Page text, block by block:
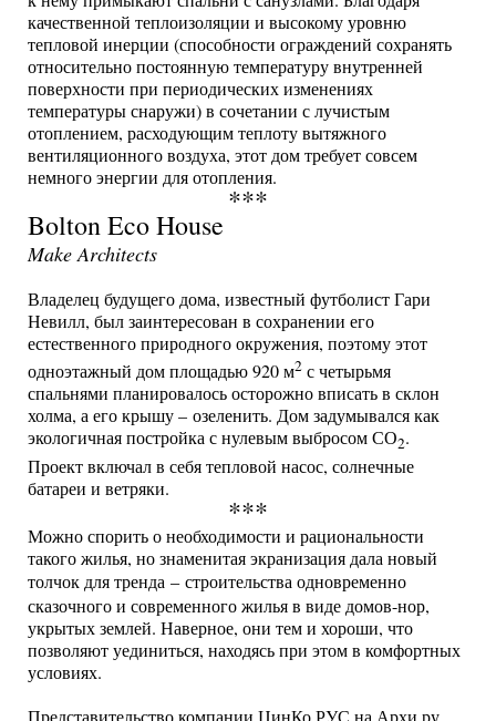
качественной теплоизоляции и высокому уровню
тепловой инерции (способности ограждений сохранять
относительно постоянную температуру внутренней
поверхности при периодических изменениях
температуры снаружи) в сочетании с лучистым
отоплением, расходующим теплоту вытяжного
вентиляционного воздуха, этот дом требует совсем
немного энергии для отопления.
***
Bolton Eco House
Make Architects
Владелец будущего дома, известный футболист Гари
Невилл, был заинтересован в сохранении его
естественного природного окружения, поэтому этот
одноэтажный дом площадью 920 м2 с четырьмя
спальнями планировалось осторожно вписать в склон
холма, а его крышу – озеленить. Дом задумывался как
экологичная постройка с нулевым выбросом СО2.
Проект включал в себя тепловой насос, солнечные
батареи и ветряки.
***
Можно спорить о необходимости и рациональности
такого жилья, но знаменитая экранизация дала новый
толчок для тренда –строительства одновременно
сказочного и современного жилья в виде домов-нор,
укрытых землей. Наверное, они тем и хороши, что
позволяют уединиться, находясь при этом в комфортных
условиях.
Представительство компании ЦинКо РУС на Архи.ру